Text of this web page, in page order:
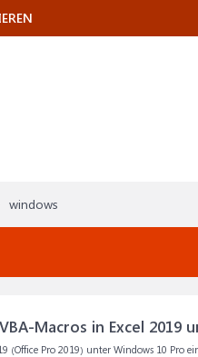
windows
VBA-Macros in Excel 2019
(Office Pro 2019) unter Windows 10 Pro